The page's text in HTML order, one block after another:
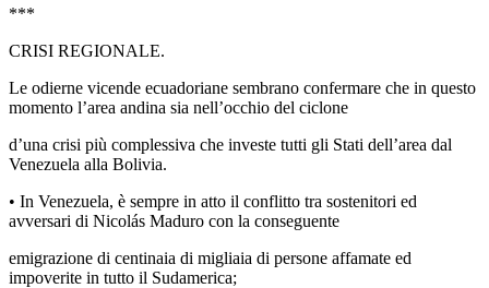
***
CRISI REGIONALE.
Le odierne vicende ecuadoriane sembrano confermare che in questo
momento l’area andina sia nell’occhio del ciclone
d’una crisi più complessiva che investe tutti gli Stati dell’area dal
Venezuela alla Bolivia.
• In Venezuela, è sempre in atto il conflitto tra sostenitori ed
avversari di Nicolás Maduro con la conseguente
emigrazione di centinaia di migliaia di persone affamate ed
impoverite in tutto il Sudamerica;